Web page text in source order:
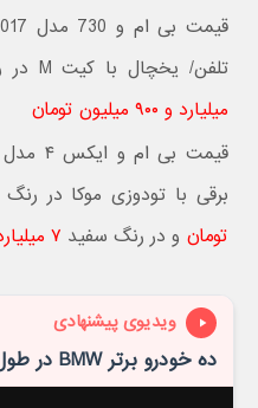
تلفن/ یخچال با کیت M در رنگ سفید با تودوزی کنیاک
میلیارد و ۹۰۰ میلیون تومان
برقی با تودوزی موکا در
تومان و در رنگ سفید ۷ میلیارد و ۱۷۰ میلیون تومان
ویدیوی پیشنهادی
ده خودرو برتر BMW در طول تاریخ